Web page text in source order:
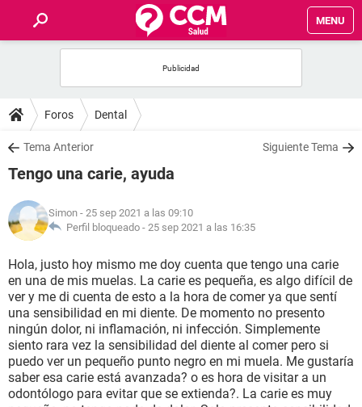
MENU
FOROS
SALUD
FAMILIA
NUTRICIÓN
BIENESTAR
SEXUALIDAD
GLOSARIO
Foros Dental
Tema Anterior Siguiente Tema
Tengo una carie, ayuda
Simon - 25 sep 2021 a las 09:10
Perfil bloqueado - 25 sep 2021 a las 16:35
Hola, justo hoy mismo me doy cuenta que tengo una carie
en una de mis muelas. La carie es pequeña, es algo difícil de
ver y me di cuenta de esto a la hora de comer ya que sentí
una sensibilidad en mi diente. De momento no presento
ningún dolor, ni inflamación, ni infección. Simplemente
siento rara vez la sensibilidad del diente al comer pero si
puedo ver un pequeño punto negro en mi muela. Me gustaría
saber esa carie está avanzada? o es hora de visitar a un
odontólogo para evitar que se extienda?. La carie es muy